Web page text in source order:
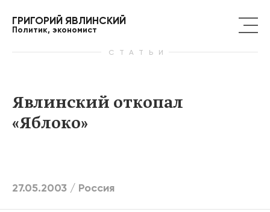
ГРИГОРИЙ ЯВЛИНСКИЙ
Политик, экономист
СТАТЬИ
Явлинский откопал
«Яблоко»
27.05.2003 / Россия